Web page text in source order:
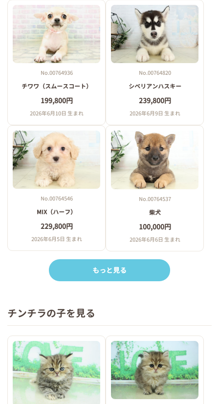
No.00764936
チワワ（スムースコート）
199,800円
2026年6月10日 生まれ
No.00764820
シベリアンハスキー
239,800円
2026年6月9日 生まれ
No.00764546
MIX（ハーフ）
229,800円
2026年6月5日 生まれ
No.00764537
柴犬
100,000円
2026年6月6日 生まれ
もっと見る
チンチラの子を見る